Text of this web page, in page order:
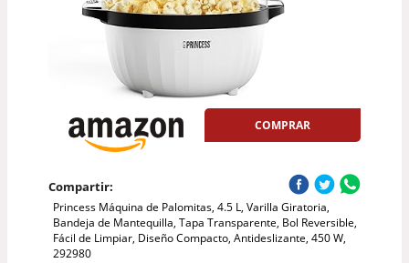
COMPRAR
Compartir:
Princess Máquina de Palomitas, 4.5 L, Varilla Giratoria,
Bandeja de Mantequilla, Tapa Transparente, Bol Reversible,
Fácil de Limpiar, Diseño Compacto, Antideslizante, 450 W,
292980